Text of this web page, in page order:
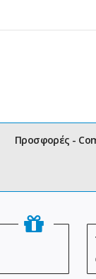
Προσφορές -